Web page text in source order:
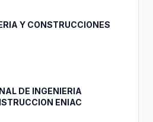
Y CONSTRUCCIONES
DE INGENIERIA
ENIAC